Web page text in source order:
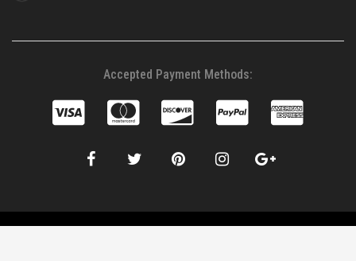
Accepted Payment Methods: